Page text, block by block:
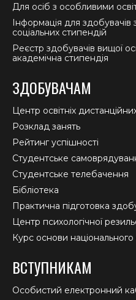
Для осіб з особливими
Інформація для
соціальних стипендій
Реєстр здобувачів вищої
академічна стипендія
ЗДОБУВАЧАМ
Центр освітніх
Розклад занять
Рейтинг успішності
Студентське
Студентське телебачення
Бібліотека
Практична підготовка
Центр психологічної
Курс основи
ВСТУПНИКАМ
Особистий електронний